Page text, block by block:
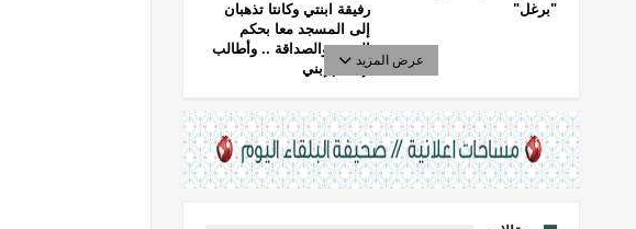
رفيقة ابنتي وكانتا تذهبان
إلى المسجد معا بحكم
الجيرة والصداقة .. وأطالب
بإعدام إبني
"برغل"
عرض المزيد